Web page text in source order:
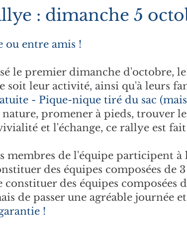
: dimanche 5
ou entre amis !
le premier dimanche d'octobre,
soit leur activité, ainsi qu'à leurs
- Pique-nique tiré du sac
promener à pieds, trouver
et l'échange, ce rallye est
membres de l'équipe participent
des équipes composées de
constituer des équipes composées
de passer une agréable journée
!